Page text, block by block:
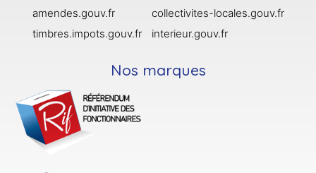
amendes.gouv.fr
timbres.impots.gouv.fr
collectivites-locales.gouv.fr
interieur.gouv.fr
Nos marques